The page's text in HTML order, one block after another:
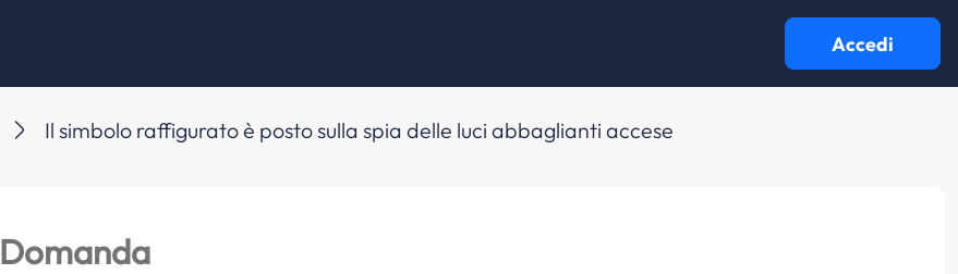
Accedi
Il simbolo raffigurato è posto sulla spia delle luci abbaglianti accese
Domanda